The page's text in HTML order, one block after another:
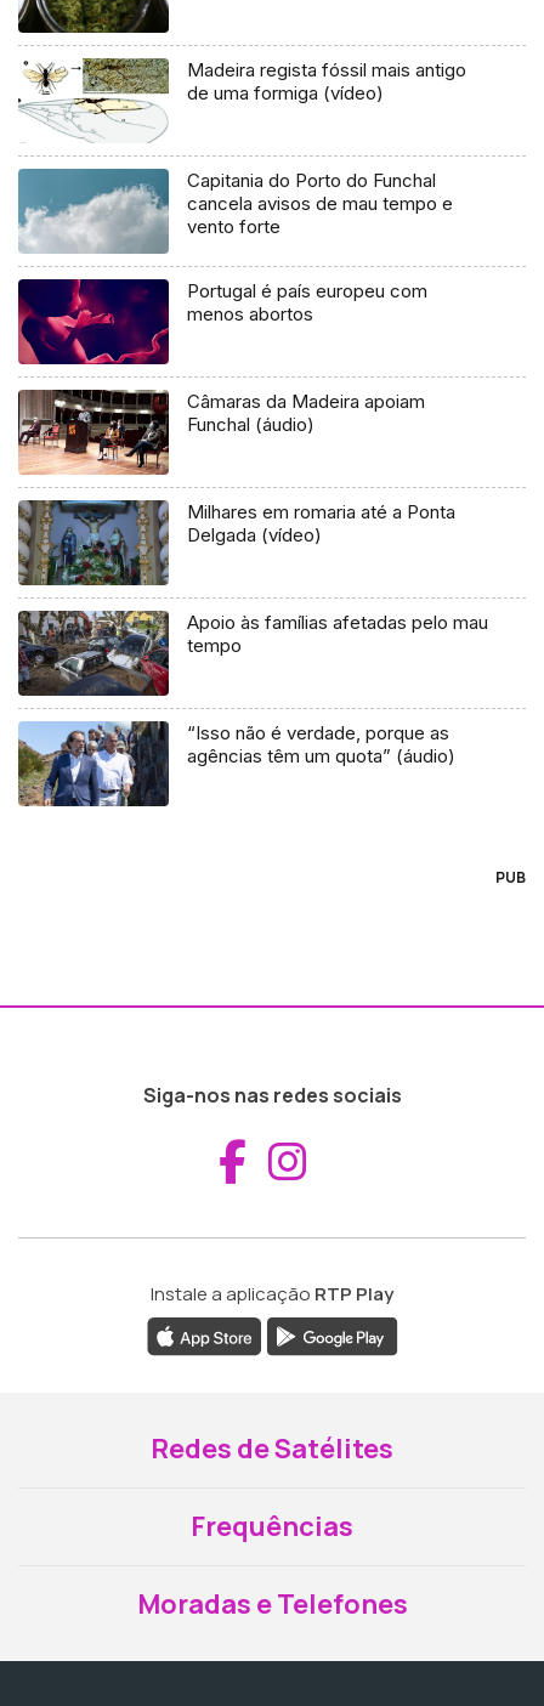
Madeira regista fóssil mais antigo
de uma formiga (vídeo)
Capitania do Porto do Funchal
cancela avisos de mau tempo e
vento forte
Portugal é país europeu com
menos abortos
Câmaras da Madeira apoiam
Funchal (áudio)
Milhares em romaria até a Ponta
Delgada (vídeo)
Apoio às famílias afetadas pelo mau
tempo
“Isso não é verdade, porque as
agências têm um quota” (áudio)
PUB
Siga-nos nas redes sociais
Aceder ao
Instale a aplicação RTP Play
Redes de Satélites
Frequências
Moradas e Telefones